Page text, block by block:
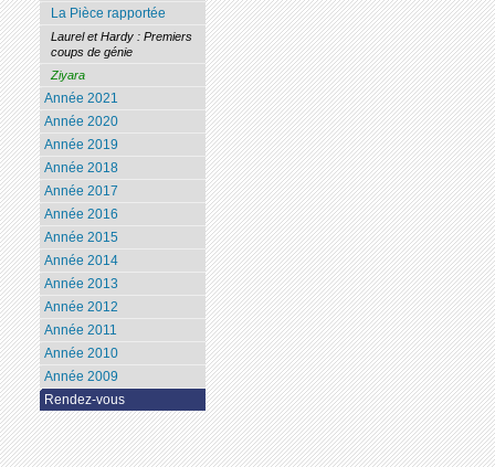
La Pièce rapportée
Laurel et Hardy : Premiers
coups de génie
Ziyara
Année 2021
Année 2020
Année 2019
Année 2018
Année 2017
Année 2016
Année 2015
Année 2014
Année 2013
Année 2012
Année 2011
Année 2010
Année 2009
Rendez-vous